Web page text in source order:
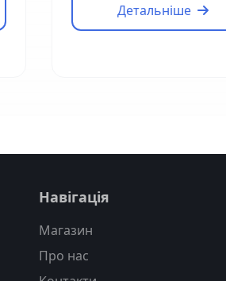
Детальніше
Навігація
Магазин
Про нас